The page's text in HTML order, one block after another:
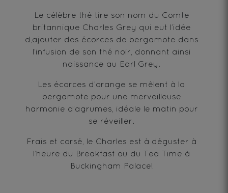
Le célèbre thé tire son nom du Comte
britannique Charles Grey qui eut l’idée
d,ajouter des écorces de bergamote dans
l’infusion de son thé noir, donnant ainsi
naissance au Earl Grey.
Les écorces d’orange se mêlent à la
bergamote pour une merveilleuse
harmonie d’agrumes, idéale le matin pour
se réveiller.
Frais et corsé, le Charles est à déguster à
l’heure du Breakfast ou du Tea Time à
Buckingham Palace!